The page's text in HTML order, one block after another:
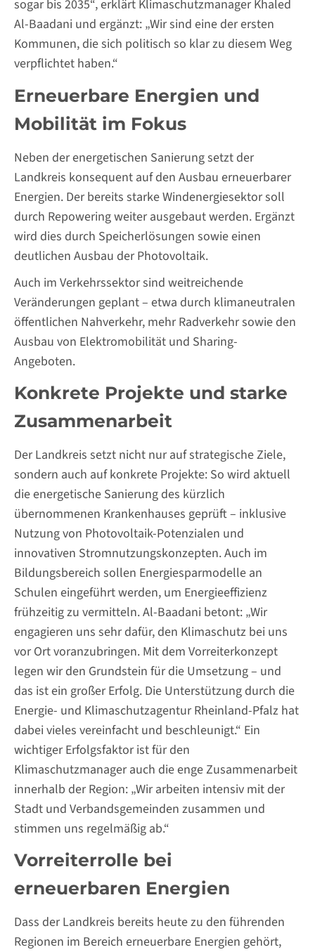
sogar bis 2035“, erklärt Klimaschutzmanager Khaled
Al-Baadani und ergänzt: „Wir sind eine der ersten
Kommunen, die sich politisch so klar zu diesem Weg
verpflichtet haben.“
Erneuerbare Energien und
Mobilität im Fokus
Neben der energetischen Sanierung setzt der
Landkreis konsequent auf den Ausbau erneuerbarer
Energien. Der bereits starke Windenergiesektor soll
durch Repowering weiter ausgebaut werden. Ergänzt
wird dies durch Speicherlösungen sowie einen
deutlichen Ausbau der Photovoltaik.
Auch im Verkehrssektor sind weitreichende
Veränderungen geplant – etwa durch klimaneutralen
öffentlichen Nahverkehr, mehr Radverkehr sowie den
Ausbau von Elektromobilität und Sharing-
Angeboten.
Konkrete Projekte und starke
Zusammenarbeit
Der Landkreis setzt nicht nur auf strategische Ziele,
sondern auch auf konkrete Projekte: So wird aktuell
die energetische Sanierung des kürzlich
übernommenen Krankenhauses geprüft – inklusive
Nutzung von Photovoltaik-Potenzialen und
innovativen Stromnutzungskonzepten. Auch im
Bildungsbereich sollen Energiesparmodelle an
Schulen eingeführt werden, um Energieeffizienz
frühzeitig zu vermitteln. Al-Baadani betont: „Wir
engagieren uns sehr dafür, den Klimaschutz bei uns
vor Ort voranzubringen. Mit dem Vorreiterkonzept
legen wir den Grundstein für die Umsetzung – und
das ist ein großer Erfolg. Die Unterstützung durch die
Energie- und Klimaschutzagentur Rheinland-Pfalz hat
dabei vieles vereinfacht und beschleunigt.“ Ein
wichtiger Erfolgsfaktor ist für den
Klimaschutzmanager auch die enge Zusammenarbeit
innerhalb der Region: „Wir arbeiten intensiv mit der
Stadt und Verbandsgemeinden zusammen und
stimmen uns regelmäßig ab.“
Vorreiterrolle bei
erneuerbaren Energien
Dass der Landkreis bereits heute zu den führenden
Regionen im Bereich erneuerbare Energien gehört,